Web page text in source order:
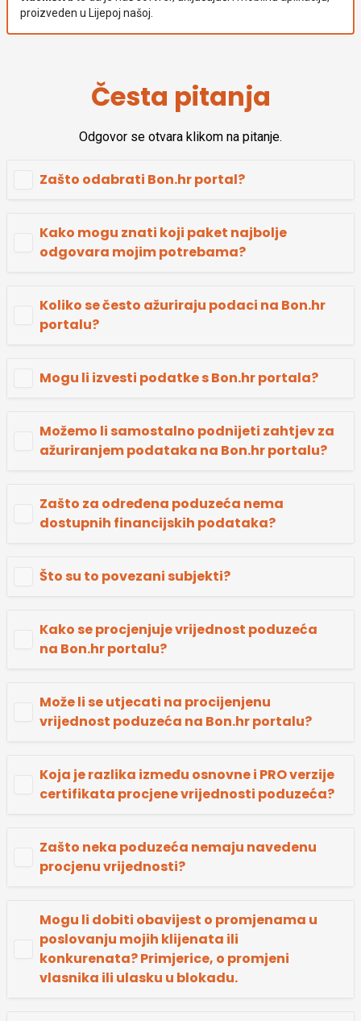
proizveden u Lijepoj našoj.
Česta pitanja
Odgovor se otvara klikom na pitanje.
Zašto odabrati Bon.hr portal?
Kako mogu znati koji paket najbolje
odgovara mojim potrebama?
Koliko se često ažuriraju podaci na Bon.hr
portalu?
Mogu li izvesti podatke s Bon.hr portala?
Možemo li samostalno podnijeti zahtjev za
ažuriranjem podataka na Bon.hr portalu?
Zašto za određena poduzeća nema
dostupnih financijskih podataka?
Što su to povezani subjekti?
Kako se procjenjuje vrijednost poduzeća
na Bon.hr portalu?
Može li se utjecati na procijenjenu
vrijednost poduzeća na Bon.hr portalu?
Koja je razlika između osnovne i PRO verzije
certifikata procjene vrijednosti poduzeća?
Zašto neka poduzeća nemaju navedenu
procjenu vrijednosti?
Mogu li dobiti obavijest o promjenama u
poslovanju mojih klijenata ili
konkurenata? Primjerice, o promjeni
vlasnika ili ulasku u blokadu.